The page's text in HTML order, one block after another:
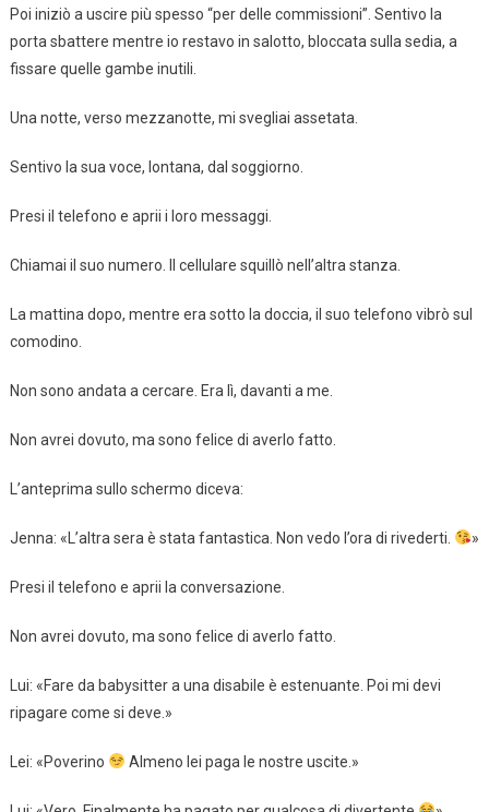
Poi iniziò a uscire più spesso “per delle commissioni”. Sentivo la
porta sbattere mentre io restavo in salotto, bloccata sulla sedia, a
fissare quelle gambe inutili.
Una notte, verso mezzanotte, mi svegliai assetata.
Sentivo la sua voce, lontana, dal soggiorno.
Presi il telefono e aprii i loro messaggi.
Chiamai il suo numero. Il cellulare squillò nell’altra stanza.
La mattina dopo, mentre era sotto la doccia, il suo telefono vibrò sul
comodino.
Non sono andata a cercare. Era lì, davanti a me.
Non avrei dovuto, ma sono felice di averlo fatto.
L’anteprima sullo schermo diceva:
Jenna: «L’altra sera è stata fantastica. Non vedo l’ora di rivederti. »
Presi il telefono e aprii la conversazione.
Non avrei dovuto, ma sono felice di averlo fatto.
Lui: «Fare da babysitter a una disabile è estenuante. Poi mi devi
ripagare come si deve.»
Lei: «Poverino Almeno lei paga le nostre uscite.»